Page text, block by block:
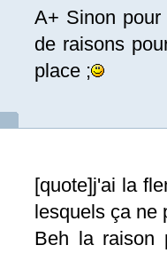
A+ Sinon
de raisons
place ;
[quote]j'ai la
lesquels ça ne
Beh la raison